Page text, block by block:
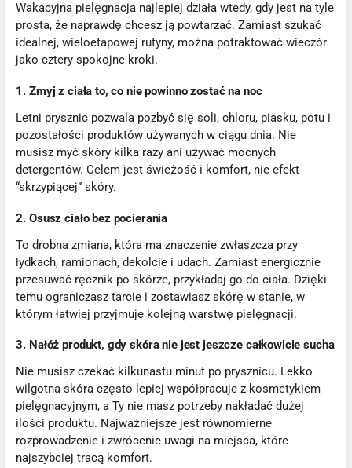
Wakacyjna pielęgnacja najlepiej działa wtedy, gdy jest na tyle
prosta, że naprawdę chcesz ją powtarzać. Zamiast szukać
idealnej, wieloetapowej rutyny, można potraktować wieczór
jako cztery spokojne kroki.
1. Zmyj z ciała to, co nie powinno zostać na noc
Letni prysznic pozwala pozbyć się soli, chloru, piasku, potu i
pozostałości produktów używanych w ciągu dnia. Nie
musisz myć skóry kilka razy ani używać mocnych
detergentów. Celem jest świeżość i komfort, nie efekt
“skrzypiącej” skóry.
2. Osusz ciało bez pocierania
To drobna zmiana, która ma znaczenie zwłaszcza przy
łydkach, ramionach, dekolcie i udach. Zamiast energicznie
przesuwać ręcznik po skórze, przykładaj go do ciała. Dzięki
temu ograniczasz tarcie i zostawiasz skórę w stanie, w
którym łatwiej przyjmuje kolejną warstwę pielęgnacji.
3. Nałóż produkt, gdy skóra nie jest jeszcze całkowicie sucha
Nie musisz czekać kilkunastu minut po prysznicu. Lekko
wilgotna skóra często lepiej współpracuje z kosmetykiem
pielęgnacyjnym, a Ty nie masz potrzeby nakładać dużej
ilości produktu. Najważniejsze jest równomierne
rozprowadzenie i zwrócenie uwagi na miejsca, które
najszybciej tracą komfort.